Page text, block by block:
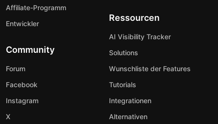
Affiliate-Programm
Entwickler
Community
Forum
Facebook
Instagram
X
Ressourcen
AI Visibility Tracker
Solutions
Wunschliste der Features
Tutorials
Integrationen
Alternativen